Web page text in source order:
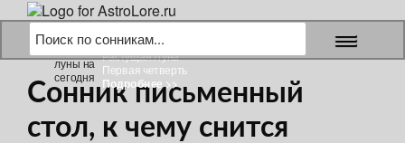
9 августа 2026 г.
Растущая Луна
Первая четверть
Подробнее >>
Сонник письменный
стол, к чему снится